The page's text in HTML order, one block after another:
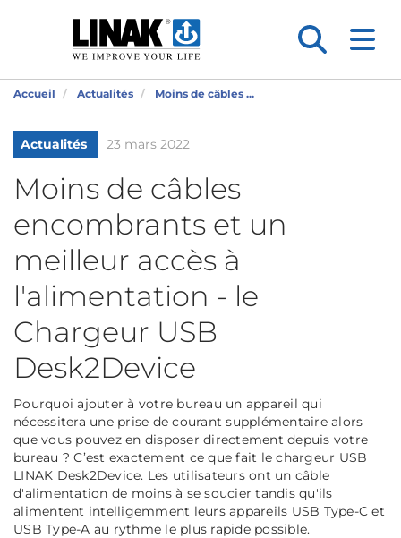
Accueil Actualités Moins de câbles ...
Actualités 23 mars 2022
Moins de câbles
encombrants et un
meilleur accès à
l'alimentation - le
Chargeur USB
Desk2Device
Pourquoi ajouter à votre bureau un appareil qui
nécessitera une prise de courant supplémentaire alors
que vous pouvez en disposer directement depuis votre
bureau ? C’est exactement ce que fait le chargeur USB
LINAK Desk2Device. Les utilisateurs ont un câble
d'alimentation de moins à se soucier tandis qu'ils
alimentent intelligemment leurs appareils USB Type-C et
USB Type-A au rythme le plus rapide possible.